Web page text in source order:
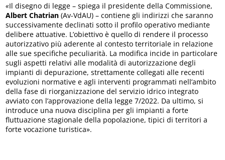
«Il disegno di legge – spiega il presidente della Commissione,
Albert Chatrian (Av-VdAU) – contiene gli indirizzi che saranno
successivamente declinati sotto il profilo operativo mediante
delibere attuative. L’obiettivo è quello di rendere il processo
autorizzativo più aderente al contesto territoriale in relazione
alle sue specifiche peculiarità. La modifica incide in particolare
sugli aspetti relativi alle modalità di autorizzazione degli
impianti di depurazione, strettamente collegati alle recenti
evoluzioni normative e agli interventi programmati nell’ambito
della fase di riorganizzazione del servizio idrico integrato
avviato con l’approvazione della legge 7/2022. Da ultimo, si
introduce una nuova disciplina per gli impianti a forte
fluttuazione stagionale della popolazione, tipici di territori a
forte vocazione turistica».